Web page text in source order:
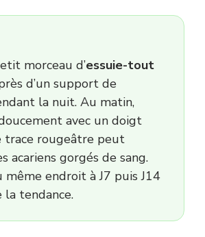
morceau d’essuie-tout
d’un support de
la nuit. Au matin,
avec un doigt
trace rougeâtre peut
acariens gorgés de sang.
même endroit à J7 puis J14
la tendance.